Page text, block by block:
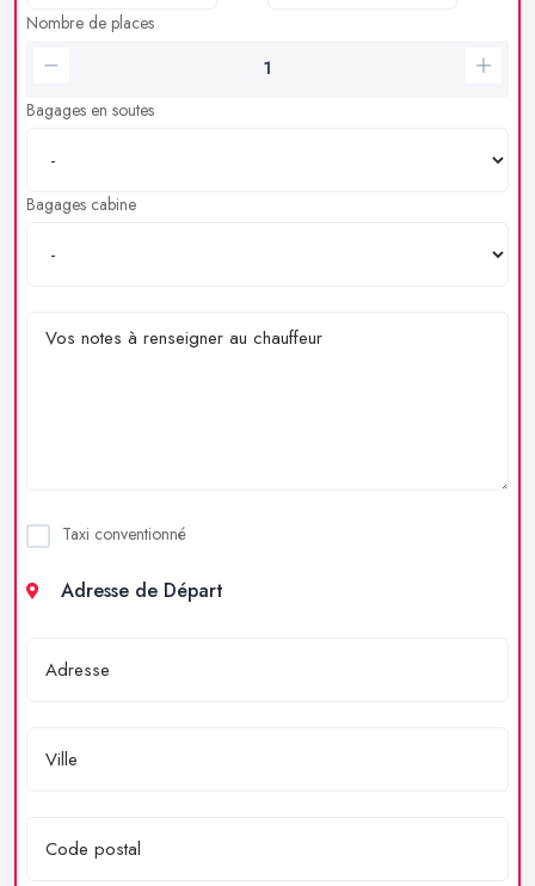
Nombre de places
Bagages en soutes
Bagages cabine
Taxi conventionné
Adresse de Départ